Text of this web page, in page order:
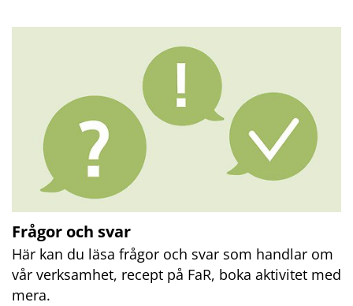
Frågor och svar
Här kan du läsa frågor och svar som handlar om
vår verksamhet, recept på FaR, boka aktivitet med
mera.